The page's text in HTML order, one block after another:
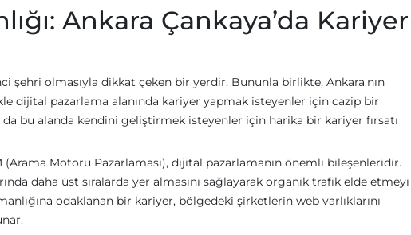
Ankara Çankaya’da Kariyer
şehri olmasıyla dikkat çeken bir yerdir. Bununla birlikte, Ankara'nın
dijital pazarlama alanında kariyer yapmak isteyenler için cazip bir
da bu alanda kendini geliştirmek isteyenler için harika bir kariyer fırsatı
Motoru Pazarlaması), dijital pazarlamanın önemli bileşenleridir.
daha üst sıralarda yer almasını sağlayarak organik trafik elde etmeyi
odaklanan bir kariyer, bölgedeki şirketlerin web varlıklarını